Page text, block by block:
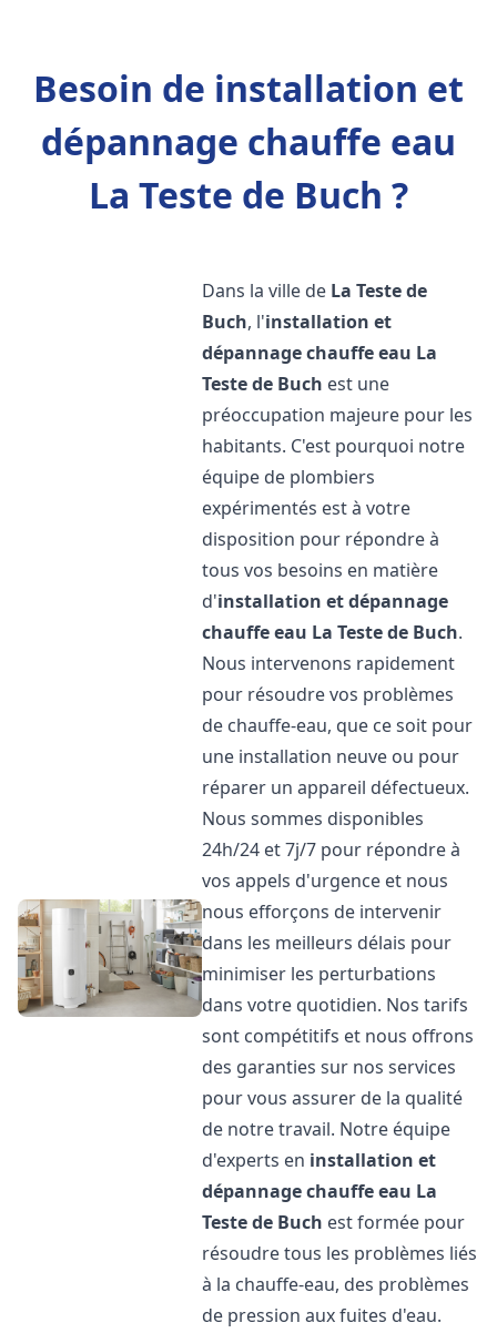
Besoin de installation et
dépannage chauffe eau
La Teste de Buch ?
Dans la ville de La Teste de
Buch, l'installation et
dépannage chauffe eau La
Teste de Buch est une
préoccupation majeure pour les
habitants. C'est pourquoi notre
équipe de plombiers
expérimentés est à votre
disposition pour répondre à
tous vos besoins en matière
d'installation et dépannage
chauffe eau La Teste de Buch.
Nous intervenons rapidement
pour résoudre vos problèmes
de chauffe-eau, que ce soit pour
une installation neuve ou pour
réparer un appareil défectueux.
Nous sommes disponibles
24h/24 et 7j/7 pour répondre à
vos appels d'urgence et nous
nous efforçons de intervenir
dans les meilleurs délais pour
minimiser les perturbations
dans votre quotidien. Nos tarifs
sont compétitifs et nous offrons
des garanties sur nos services
pour vous assurer de la qualité
de notre travail. Notre équipe
d'experts en installation et
dépannage chauffe eau La
Teste de Buch est formée pour
résoudre tous les problèmes liés
à la chauffe-eau, des problèmes
de pression aux fuites d'eau.